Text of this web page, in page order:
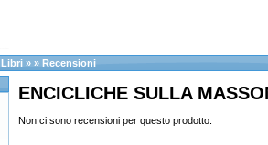
Libri » » Recensioni
ENCICLICHE SULLA
Non ci sono recensioni per questo prodotto.